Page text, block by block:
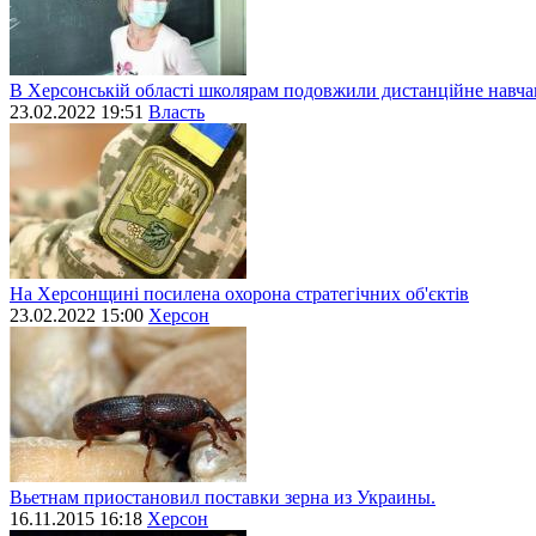
В Херсонській області школярам подовжили дистанційне
23.02.2022 19:51 Власть
На Херсонщині посилена охорона стратегічних об'єктів
23.02.2022 15:00 Херсон
Вьетнам приостановил поставки зерна из Украины.
16.11.2015 16:18 Херсон